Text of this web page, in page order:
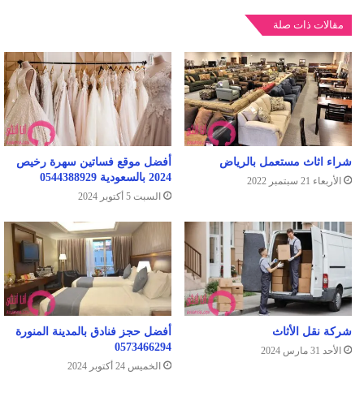
مقالات ذات صلة
شراء اثاث مستعمل بالرياض
الأربعاء 21 سبتمبر 2022
أفضل موقع فساتين سهرة رخيص
2024 بالسعودية 0544388929
السبت 5 أكتوبر 2024
شركة نقل الأثاث
الأحد 31 مارس 2024
أفضل حجز فنادق بالمدينة المنورة
0573466294
الخميس 24 أكتوبر 2024